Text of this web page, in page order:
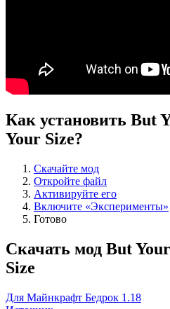
Как установить But
Your Size?
Скачайте мод
Откройте файл
Активируйте его
Включите «Эксперименты»
Готово
Скачать мод But
Size
Для Майнкрафт Бедрок 1.18